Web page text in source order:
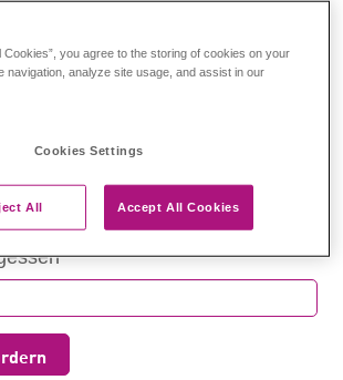
Cookies”, you agree to the storing of cookies on your
navigation, analyze site usage, and assist in our
Cookies Settings
All Accept All Cookies